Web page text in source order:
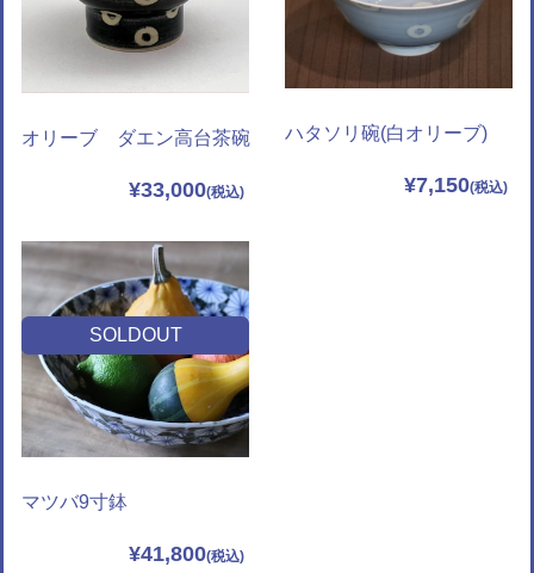
オリーブ ダエン高台茶碗
¥33,000
ハタソリ碗(白オリーブ)
¥7,150
SOLDOUT
マツバ9寸鉢
¥41,800